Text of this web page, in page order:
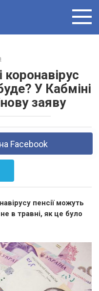
коронавірус
У Кабміні
заяву
Facebook
пенсії можуть
в травні, як це було